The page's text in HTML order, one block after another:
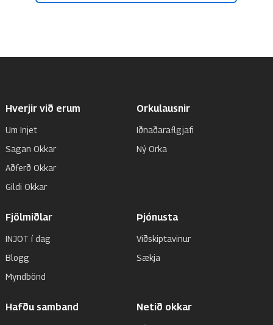
Hverjir við erum
Um Injet
Sagan Okkar
Aðferð Okkar
Gildi Okkar
Orkulausnir
Iðnaðaraflgjafi
Ný Orka
Fjölmiðlar
INJOT í dag
Blogg
Myndbönd
Þjónusta
Viðskiptavinur
Sækja
Hafðu samband Netið okkar